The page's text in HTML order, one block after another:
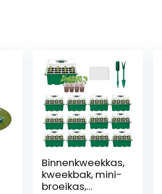
Binnenkweekkas,
kweekbak, mini-
broeikas,